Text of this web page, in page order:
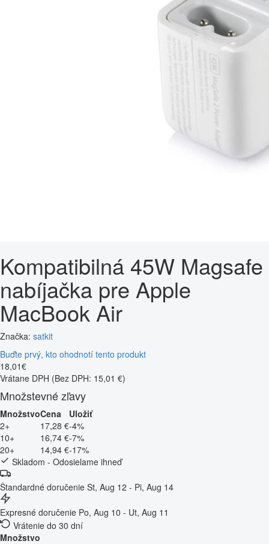
Kompatibilná 45W Magsafe
nabíjačka pre Apple
MacBook Air
Značka: satkit
Buďte prvý, kto ohodnotí tento produkt
18,01€
Vrátane DPH (Bez DPH: 15,01 €)
Množstevné zľavy
MnožstvoCena
Uložiť
2+
17,28 €-4%
10+
16,74 €-7%
20+
14,94 €-17%
Skladom - Odosielame ihneď
Štandardné doručenie St, Aug 12 - Pi, Aug 14
Expresné doručenie Po, Aug 10 - Ut, Aug 11
Vrátenie do 30 dní
Množstvo